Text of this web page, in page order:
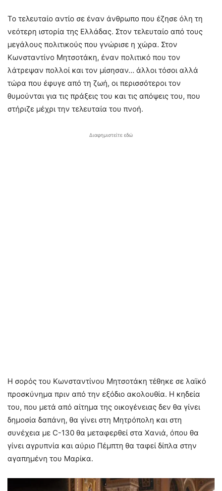
Το τελευταίο αντίο σε έναν άνθρωπο που έζησε όλη τη
νεότερη ιστορία της Ελλάδας. Στον τελευταίο από τους
μεγάλους πολιτικούς που γνώρισε η χώρα. Στον
Κωνσταντίνο Μητσοτάκη, έναν πολιτικό που τον
λάτρεψαν πολλοί και τον μίσησαν… άλλοι τόσοι αλλά
τώρα που έφυγε από τη ζωή, οι περισσότεροι τον
θυμούνται για τις πράξεις του και τις απόψεις του, που
στήριζε μέχρι την τελευταία του πνοή.
Διαφημιστείτε εδώ
Η σορός του Κωνσταντίνου Μητσοτάκη τέθηκε σε λαϊκό
προσκύνημα πριν από την εξόδιο ακολουθία. Η κηδεία
του, που μετά από αίτημα της οικογένειας δεν θα γίνει
δημοσία δαπάνη, θα γίνει στη Μητρόπολη και στη
συνέχεια με C-130 θα μεταφερθεί στα Χανιά, όπου θα
γίνει αγρυπνία και αύριο Πέμπτη θα ταφεί δίπλα στην
αγαπημένη του Μαρίκα.